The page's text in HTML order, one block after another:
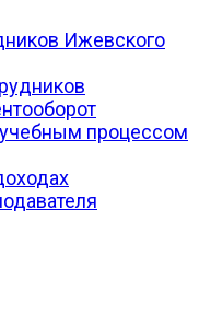
Ижевского
процессом